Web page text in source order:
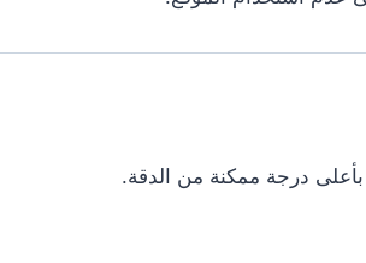
درجة ممكنة من الدقة.